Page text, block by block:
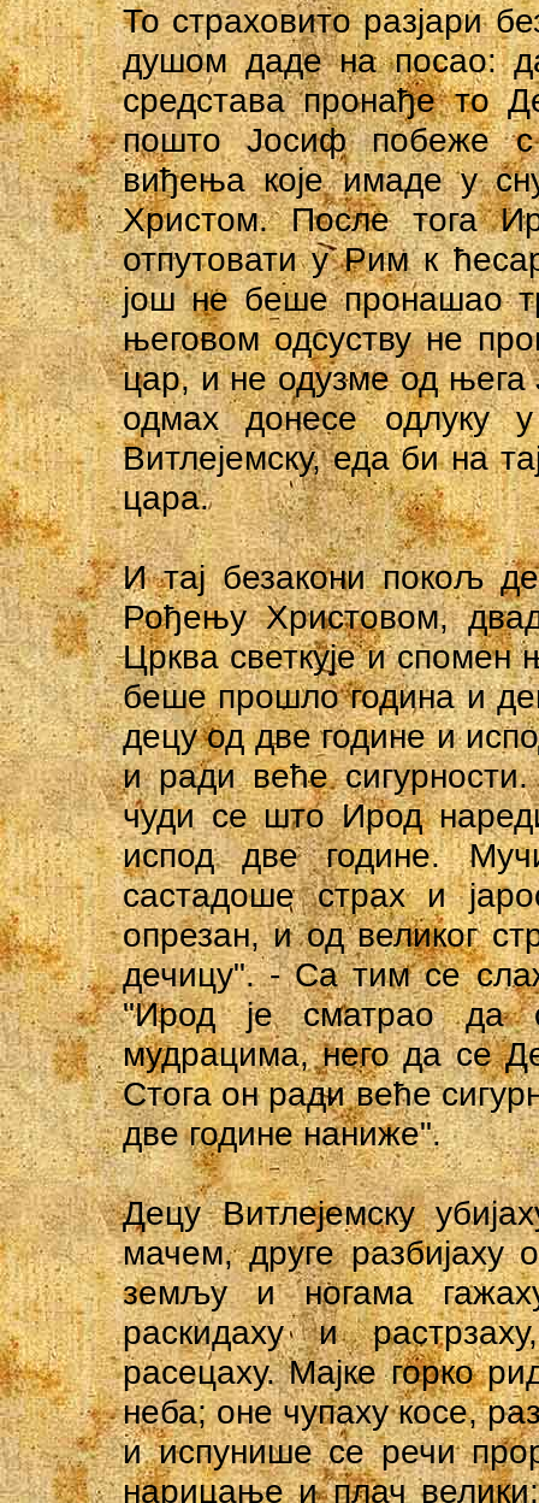
То страховито разјари
душом даде на посао:
средстава пронађе то
пошто Јосиф побеже
виђења које имаде у
Христом. После тога
отпутовати у Рим к
још не беше пронашао
његовом одсуству не
цар, и не одузме од њега
одмах донесе одлуку
Витлејемску, еда би на
цара.
И тај безакони покољ
Рођењу Христовом,
Црква светкује и спомен
беше прошло година и
децу од две године и
и ради веће
чуди се што Ирод
испод две године.
састадоше страх и
опрезан, и од великог
дечицу". - Са тим се
"Ирод је сматрао да
мудрацима, него да се
Стога он ради веће
две године наниже".
Децу Витлејемску
мачем, друге
земљу и ногама
раскидаху и
расецаху. Мајке горко
неба; оне чупаху косе,
и испунише се речи
нарицање и плач